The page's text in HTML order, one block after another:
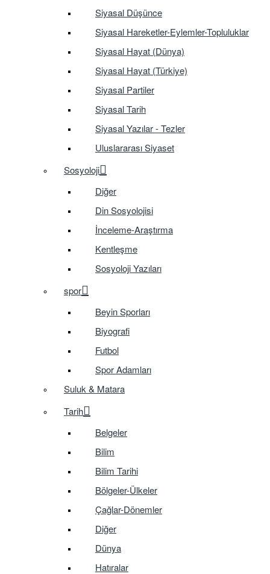
Siyasal Düşünce
Siyasal Hareketler-Eylemler-Topluluklar
Siyasal Hayat (Dünya)
Siyasal Hayat (Türkiye)
Siyasal Partiler
Siyasal Tarih
Siyasal Yazılar - Tezler
Uluslararası Siyaset
Sosyoloji
Diğer
Din Sosyolojisi
İnceleme-Araştırma
Kentleşme
Sosyoloji Yazıları
spor
Beyin Sporları
Biyografi
Futbol
Spor Adamları
Suluk & Matara
Tarih
Belgeler
Bilim
Bilim Tarihi
Bölgeler-Ülkeler
Çağlar-Dönemler
Diğer
Dünya
Hatıralar